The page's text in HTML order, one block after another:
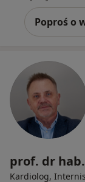
Poproś o
prof. dr
Kardiolog,